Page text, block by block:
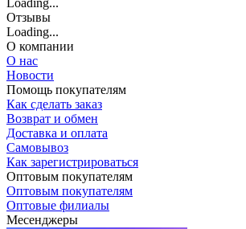
Loading...
Отзывы
Loading...
О компании
О нас
Новости
Помощь покупателям
Как сделать заказ
Возврат и обмен
Доставка и оплата
Самовывоз
Как зарегистрироваться
Оптовым покупателям
Оптовым покупателям
Оптовые филиалы
Месенджеры